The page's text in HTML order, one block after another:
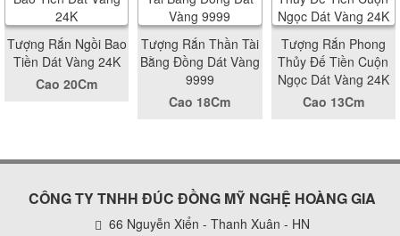
Tượng Rắn Ngồi Bao
Tiền Dát Vàng 24K
Cao 20Cm
Tượng Rắn Thần Tài
Bằng Đồng Dát Vàng
9999
Cao 18Cm
Tượng Rắn Phong
Thủy Đế Tiền Cuộn
Ngọc Dát Vàng 24K
Cao 13Cm
CÔNG TY TNHH ĐÚC ĐỒNG MỸ NGHỆ HOÀNG GIA
66 Nguyễn Xiển - Thanh Xuân - HN